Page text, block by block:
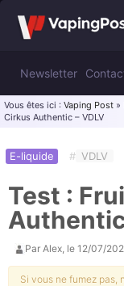
Newsletter
Vous êtes ici : Vaping Post »
Cirkus Authentic – VDLV
Test :
E-liquide # VDLV
Par Alex, le 12/07/
Si vous ne fumez pas,